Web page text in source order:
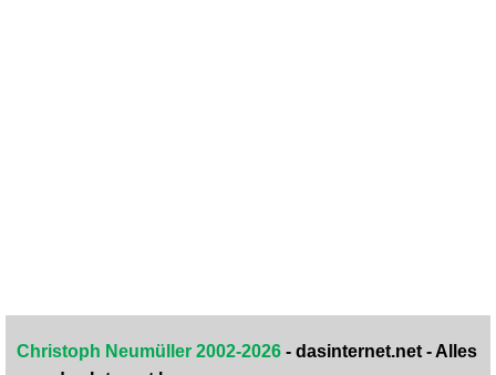
Christoph Neumüller 2002-2026 - dasinternet.net - Alles